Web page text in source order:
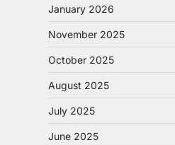
January 2026
November 2025
October 2025
August 2025
July 2025
June 2025